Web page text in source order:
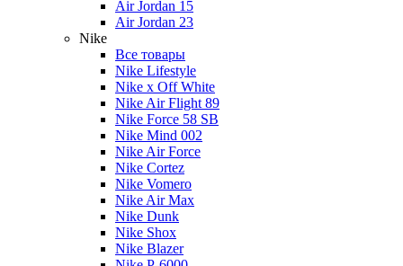
Air Jordan 15
Air Jordan 23
Nike
Все товары
Nike Lifestyle
Nike x Off White
Nike Air Flight 89
Nike Force 58 SB
Nike Mind 002
Nike Air Force
Nike Cortez
Nike Vomero
Nike Air Max
Nike Dunk
Nike Shox
Nike Blazer